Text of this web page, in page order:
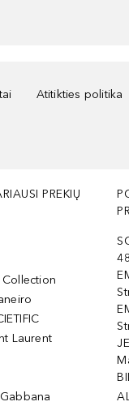
Atitikties politika
PREKIŲ
Laurent
48